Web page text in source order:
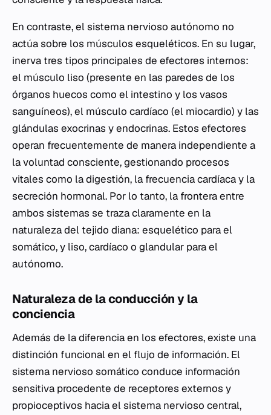
En contraste, el sistema nervioso autónomo no
actúa sobre los músculos esqueléticos. En su lugar,
inerva tres tipos principales de efectores internos:
el músculo liso (presente en las paredes de los
órganos huecos como el intestino y los vasos
sanguíneos), el músculo cardíaco (el miocardio) y las
glándulas exocrinas y endocrinas. Estos efectores
operan frecuentemente de manera independiente a
la voluntad consciente, gestionando procesos
vitales como la digestión, la frecuencia cardíaca y la
secreción hormonal. Por lo tanto, la frontera entre
ambos sistemas se traza claramente en la
naturaleza del tejido diana: esquelético para el
somático, y liso, cardíaco o glandular para el
autónomo.
Naturaleza de la conducción y la
conciencia
Además de la diferencia en los efectores, existe una
distinción funcional en el flujo de información. El
sistema nervioso somático conduce información
sensitiva procedente de receptores externos y
propioceptivos hacia el sistema nervioso central,